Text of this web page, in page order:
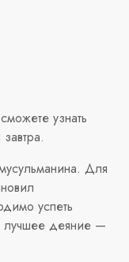
узнать
Для
успеть
лучшее деяние —